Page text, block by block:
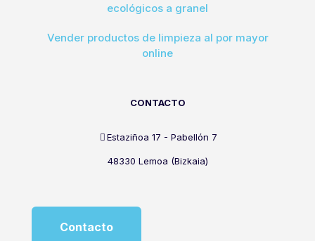
ecológicos a granel
Vender productos de limpieza al por mayor
online
CONTACTO
Estaziñoa 17 - Pabellón 7
48330 Lemoa (Bizkaia)
Contacto